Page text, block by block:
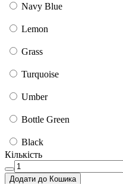
Navy Blue
Lemon
Grass
Turquoise
Umber
Bottle Green
Black
Кількість
Додати до Кошика